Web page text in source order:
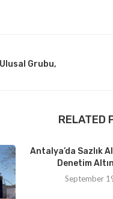
Grubu,
RELATED
Antalya’da Sazlık
Denetim
September